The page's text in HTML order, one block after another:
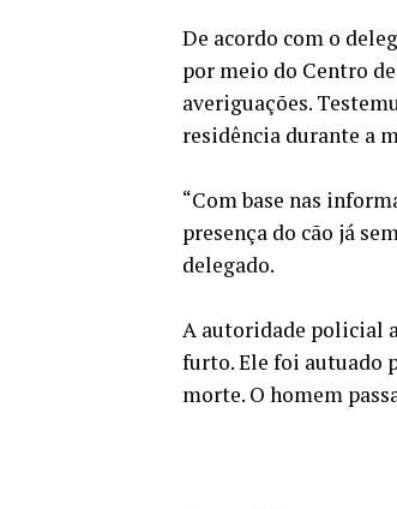
De acordo com o
por meio do Centro
averiguações.
residência durante a
“Com base nas
presença do cão já
delegado.
A autoridade policial
furto. Ele foi autuado
morte. O homem